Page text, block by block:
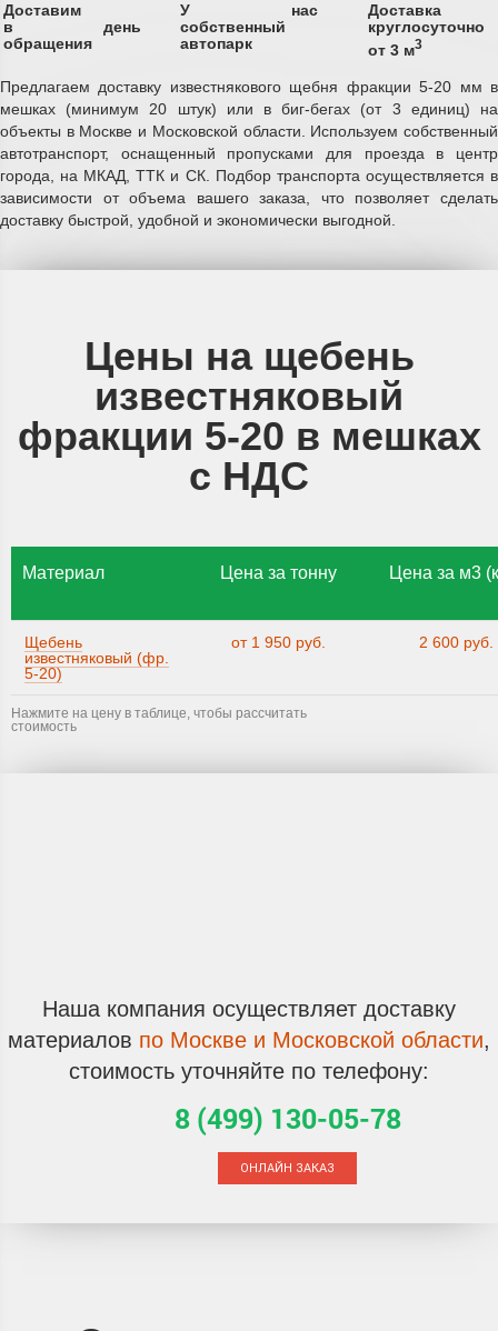
Доставим
в день
обращения
У нас
собственный
автопарк
Доставка
круглосуточно
от 3 м3
Предлагаем доставку известнякового щебня фракции 5-20 мм в
мешках (минимум 20 штук) или в биг-бегах (от 3 единиц) на
объекты в Москве и Московской области. Используем собственный
автотранспорт, оснащенный пропусками для проезда в центр
города, на МКАД, ТТК и СК. Подбор транспорта осуществляется в
зависимости от объема вашего заказа, что позволяет сделать
доставку быстрой, удобной и экономически выгодной.
Цены на щебень
известняковый
фракции 5-20 в мешках
с НДС
Материал Цена за тонну Цена за м3
Щебень
известняковый (фр.
5-20)
от 1 950 руб. 2 600 руб.
Наша компания осуществляет доставку
материалов по Москве и Московской области,
стоимость уточняйте по телефону:
8 (499) 130-05-78
ОНЛАЙН ЗАКАЗ